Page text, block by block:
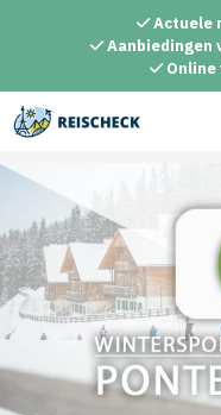
inhoud
Actuele
Aanbiedingen
Online